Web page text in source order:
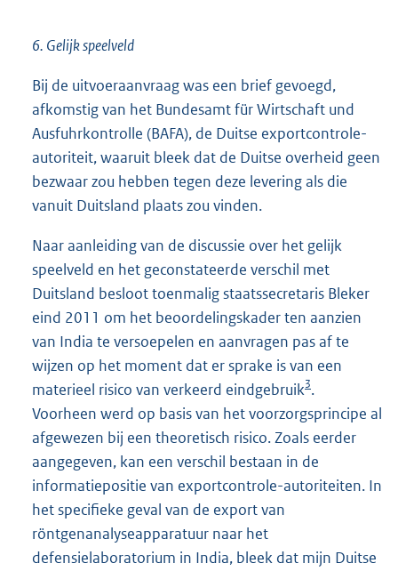
6. Gelijk speelveld
Bij de uitvoeraanvraag was een brief gevoegd,
afkomstig van het Bundesamt für Wirtschaft und
Ausfuhrkontrolle (BAFA), de Duitse exportcontrole-
autoriteit, waaruit bleek dat de Duitse overheid geen
bezwaar zou hebben tegen deze levering als die
vanuit Duitsland plaats zou vinden.
Naar aanleiding van de discussie over het gelijk
speelveld en het geconstateerde verschil met
Duitsland besloot toenmalig staatssecretaris Bleker
eind 2011 om het beoordelingskader ten aanzien
van India te versoepelen en aanvragen pas af te
wijzen op het moment dat er sprake is van een
materieel risico van verkeerd eindgebruik3.
Voorheen werd op basis van het voorzorgsprincipe al
afgewezen bij een theoretisch risico. Zoals eerder
aangegeven, kan een verschil bestaan in de
informatiepositie van exportcontrole-autoriteiten. In
het specifieke geval van de export van
röntgenanalyseapparatuur naar het
defensielaboratorium in India, bleek dat mijn Duitse